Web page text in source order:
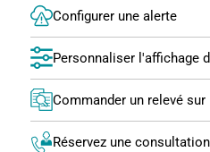
Configurer une alerte
Personnaliser l'affichage
Commander un relevé sur
Réservez une